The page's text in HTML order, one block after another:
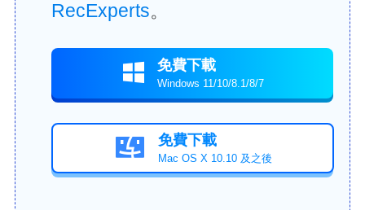
RecExperts。
 免費下載
Windows 11/10/8.1/8/7
 免費下載
Mac OS X 10.10 及之後